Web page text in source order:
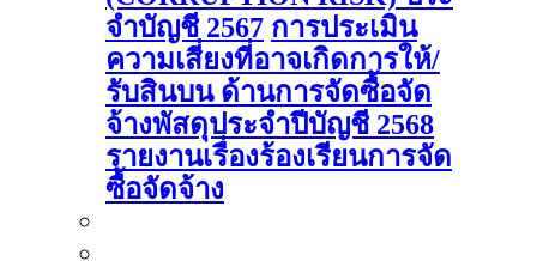
จําบัญชี 2567 การประเมิน
ความเสี่ยงที่อาจเกิดการให้/
รับสินบน ด้านการจัดซื้อจัด
จ้างพัสดุประจําปีบัญชี 2568
รายงานเรื่องร้องเรียนการจัด
ซื้อจัดจ้าง